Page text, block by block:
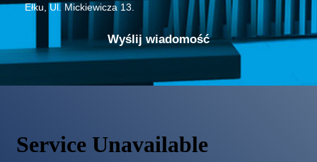
Ełku, Ul. Mickiewicza 13.